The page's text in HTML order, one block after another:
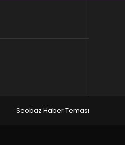
Seobaz Haber Teması